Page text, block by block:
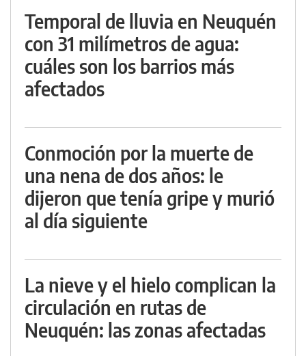
Temporal de lluvia en Neuquén
con 31 milímetros de agua:
cuáles son los barrios más
afectados
Conmoción por la muerte de
una nena de dos años: le
dijeron que tenía gripe y murió
al día siguiente
La nieve y el hielo complican la
circulación en rutas de
Neuquén: las zonas afectadas